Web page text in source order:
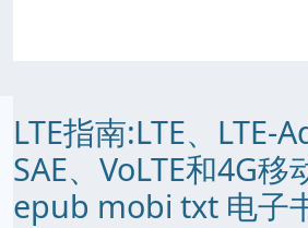
LTE指南:LTE、LTE-
SAE、VoLTE和4G
epub mobi txt 电子